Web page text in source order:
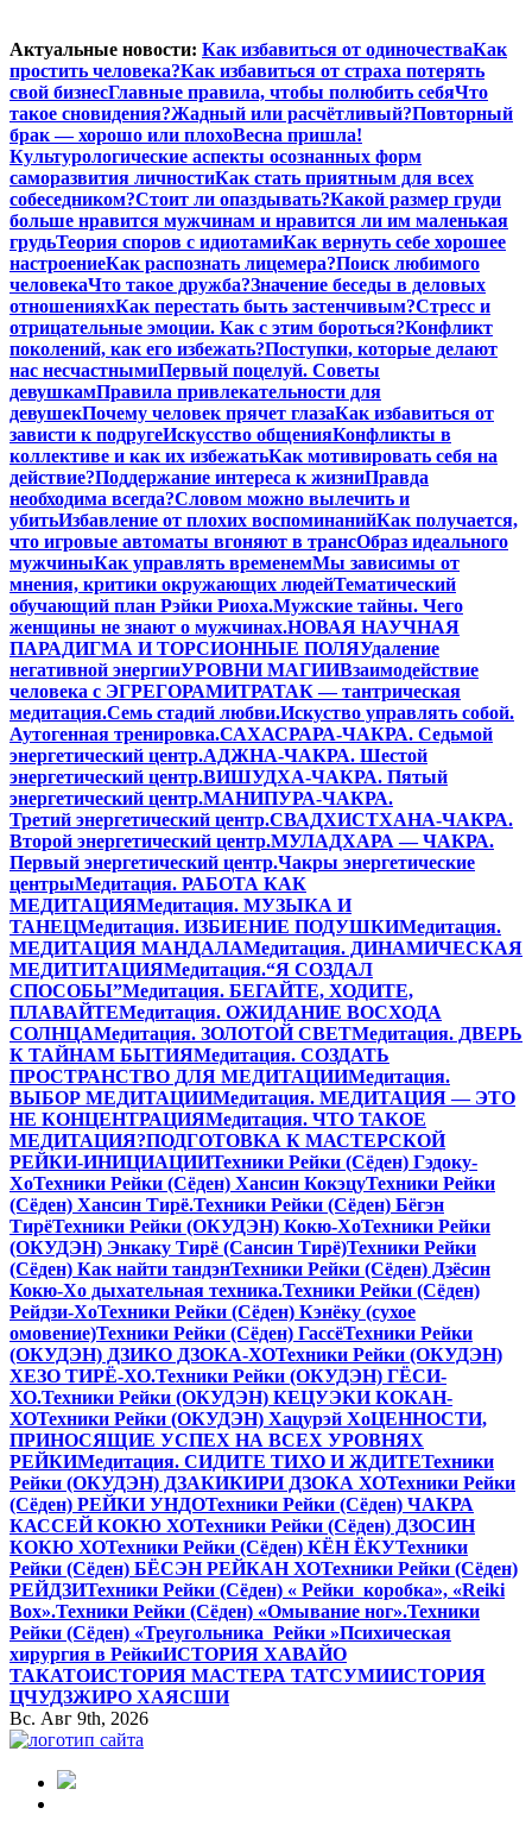
Перейти
к
содержимому
Актуальные новости: Как избавиться от одиночестваКак
простить человека?Как избавиться от страха потерять
свой бизнесГлавные правила, чтобы полюбить себяЧто
такое сновидения?Жадный или расчётливый?Повторный
брак — хорошо или плохоВесна пришла!
Культурологические аспекты осознанных форм
саморазвития личностиКак стать приятным для всех
собеседником?Стоит ли опаздывать?Какой размер груди
больше нравится мужчинам и нравится ли им маленькая
грудьТеория споров с идиотамиКак вернуть себе хорошее
настроениеКак распознать лицемера?Поиск любимого
человекаЧто такое дружба?Значение беседы в деловых
отношенияхКак перестать быть застенчивым?Стресс и
отрицательные эмоции. Как с этим бороться?Конфликт
поколений, как его избежать?Поступки, которые делают
нас несчастнымиПервый поцелуй. Советы
девушкамПравила привлекательности для
девушекПочему человек прячет глазаКак избавиться от
зависти к подругеИскусство общенияКонфликты в
коллективе и как их избежатьКак мотивировать себя на
действие?Поддержание интереса к жизниПравда
необходима всегда?Словом можно вылечить и
убитьИзбавление от плохих воспоминанийКак получается,
что игровые автоматы вгоняют в трансОбраз идеального
мужчиныКак управлять временемМы зависимы от
мнения, критики окружающих людейТематический
обучающий план Рэйки Риоха.Мужские тайны. Чего
женщины не знают о мужчинах.НОВАЯ НАУЧНАЯ
ПАРАДИГМА И ТОРСИОННЫЕ ПОЛЯУдаление
негативной энергииУРОВНИ МАГИИВзаимодействие
человека с ЭГРЕГОРАМИТРАТАК — тантрическая
медитация.Семь стадий любви.Искуство управлять собой.
Аутогенная тренировка.САХАСРАРА-ЧАКРА. Седьмой
энергетический центр.АДЖНА-ЧАКРА. Шестой
энергетический центр.ВИШУДХА-ЧАКРА. Пятый
энергетический центр.МАНИПУРА-ЧАКРА.
Третий энергетический центр.СВАДХИСТХАНА-ЧАКРА.
Второй энергетический центр.МУЛАДХАРА — ЧАКРА.
Первый энергетический центр.Чакры энергетические
центрыМедитация. РАБОТА КАК
МЕДИТАЦИЯМедитация. МУЗЫКА И
ТАНЕЦМедитация. ИЗБИЕНИЕ ПОДУШКИМедитация.
МЕДИТАЦИЯ МАНДАЛАМедитация. ДИНАМИЧЕСКАЯ
МЕДИТИТАЦИЯМедитация.“Я СОЗДАЛ
СПОСОБЫ”Медитация. БЕГАЙТЕ, ХОДИТЕ,
ПЛАВАЙТЕМедитация. ОЖИДАНИЕ ВОСХОДА
СОЛНЦАМедитация. ЗОЛОТОЙ СВЕТМедитация. ДВЕРЬ
К ТАЙНАМ БЫТИЯМедитация. СОЗДАТЬ
ПРОСТРАНСТВО ДЛЯ МЕДИТАЦИИМедитация.
ВЫБОР МЕДИТАЦИИМедитация. МЕДИТАЦИЯ — ЭТО
НЕ КОНЦЕНТРАЦИЯМедитация. ЧТО ТАКОЕ
МЕДИТАЦИЯ?ПОДГОТОВКА К МАСТЕРСКОЙ
РЕЙКИ-ИНИЦИАЦИИТехники Рейки (Сёден) Гэдоку-
ХоТехники Рейки (Сёден) Хансин КокэцуТехники Рейки
(Сёден) Хансин Тирё.Техники Рейки (Сёден) Бёгэн
ТирёТехники Рейки (ОКУДЭН) Кокю-ХоТехники Рейки
(ОКУДЭН) Энкаку Тирё (Сансин Тирё)Техники Рейки
(Сёден) Как найти тандэнТехники Рейки (Сёден) Дзёсин
Кокю-Хо дыхательная техника.Техники Рейки (Сёден)
Рейдзи-ХоТехники Рейки (Сёден) Кэнёку (сухое
омовение)Техники Рейки (Сёден) ГассёТехники Рейки
(ОКУДЭН) ДЗИКО ДЗОКА-ХОТехники Рейки (ОКУДЭН)
ХЕЗО ТИРЁ-ХО.Техники Рейки (ОКУДЭН) ГЁСИ-
ХО.Техники Рейки (ОКУДЭН) КЕЦУЭКИ КОКАН-
ХОТехники Рейки (ОКУДЭН) Хацурэй ХоЦЕННОСТИ,
ПРИНОСЯЩИЕ УСПЕХ НА ВСЕХ УРОВНЯХ
РЕЙКИМедитация. СИДИТЕ ТИХО И ЖДИТЕТехники
Рейки (ОКУДЭН) ДЗАКИКИРИ ДЗОКА ХОТехники Рейки
(Сёден) РЕЙКИ УНДОТехники Рейки (Сёден) ЧАКРА
КАССЕЙ КОКЮ ХОТехники Рейки (Сёден) ДЗОСИН
КОКЮ ХОТехники Рейки (Сёден) КЁН ЁКУТехники
Рейки (Сёден) БЁСЭН РЕЙКАН ХОТехники Рейки (Сёден)
РЕЙДЗИТехники Рейки (Сёден) « Рейки коробка», «Reiki
Вox».Техники Рейки (Сёден) «Омывание ног».Техники
Рейки (Сёден) «Треугольника Рейки »Психическая
хирургия в РейкиИСТОРИЯ ХАВАЙО
ТАКАТОИСТОРИЯ МАСТЕРА ТАТСУМИИСТОРИЯ
ЦЧУДЗЖИРО ХАЯСШИ
Вс. Авг 9th, 2026
Все самое интересное, вдохновляющее и тайное внутри.